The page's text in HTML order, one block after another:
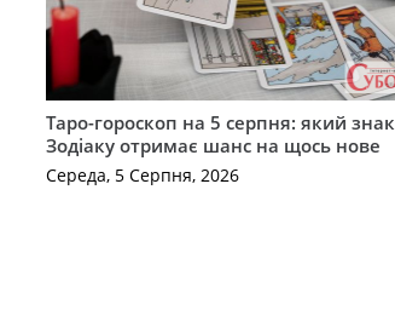
Таро-гороскоп на 5 серпня: який знак
Зодіаку отримає шанс на щось нове
Середа, 5 Серпня, 2026